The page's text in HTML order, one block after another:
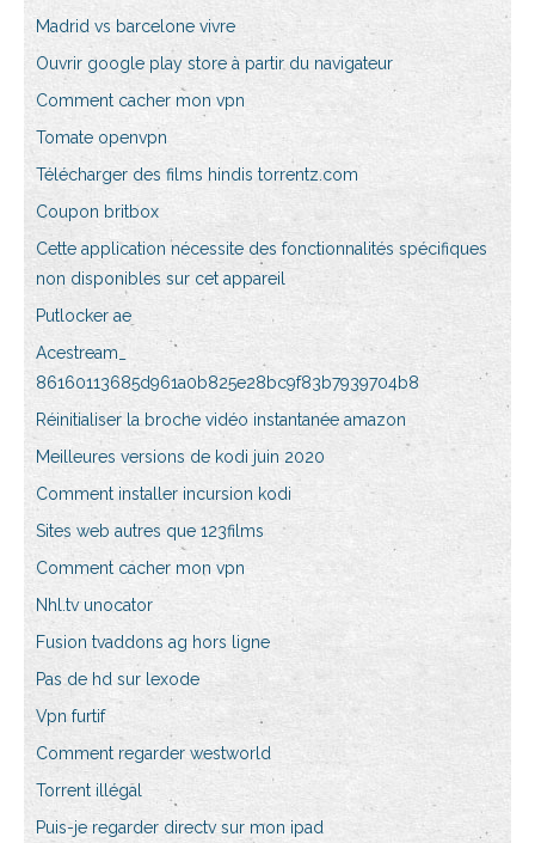
Madrid vs barcelone vivre
Ouvrir google play store à partir du navigateur
Comment cacher mon vpn
Tomate openvpn
Télécharger des films hindis torrentz.com
Coupon britbox
Cette application nécessite des fonctionnalités spécifiques
non disponibles sur cet appareil
Putlocker ae
Acestream_
86160113685d961a0b825e28bc9f83b7939704b8
Réinitialiser la broche vidéo instantanée amazon
Meilleures versions de kodi juin 2020
Comment installer incursion kodi
Sites web autres que 123films
Comment cacher mon vpn
Nhl.tv unocator
Fusion tvaddons ag hors ligne
Pas de hd sur lexode
Vpn furtif
Comment regarder westworld
Torrent illégal
Puis-je regarder directv sur mon ipad